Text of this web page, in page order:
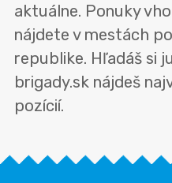
aktuálne. Ponuky
nájdete v mestách
republike. Hľadáš si
brigady.sk nájdeš
pozícií.